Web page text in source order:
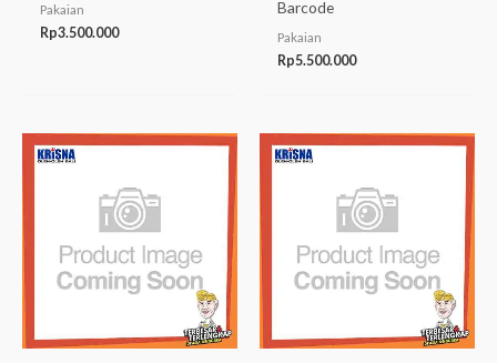
Pakaian
Rp3.500.000
Barcode
Pakaian
Rp5.500.000